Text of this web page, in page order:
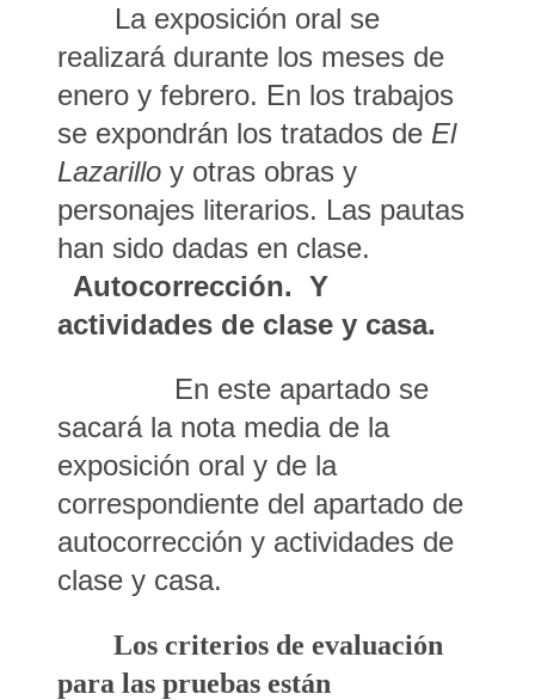
La exposición oral se
realizará durante los meses de
enero y febrero. En los trabajos
se expondrán los tratados de El
Lazarillo y otras obras y
personajes literarios. Las pautas
han sido dadas en clase.
Autocorrección. Y
actividades de clase y casa.
En este apartado se
sacará la nota media de la
exposición oral y de la
correspondiente del apartado de
autocorrección y actividades de
clase y casa.
Los criterios de evaluación
para las pruebas están